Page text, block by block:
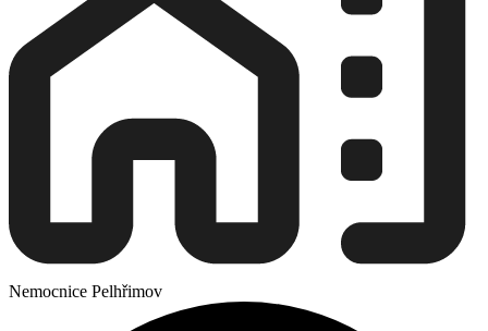
Nemocnice Pelhřimov